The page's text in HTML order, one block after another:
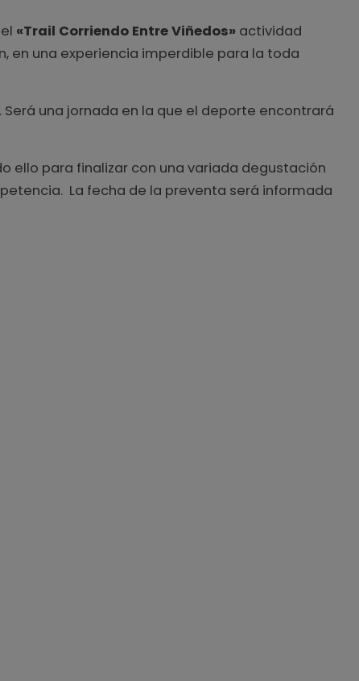
«Trail Corriendo Entre Viñedos» actividad
en una experiencia imperdible para la toda
Será una jornada en la que el deporte encontrará
ello para finalizar con una variada degustación
La fecha de la preventa será informada